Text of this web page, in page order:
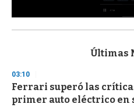
s
d
s
o
f
Últimas
03:10
Ferrari superó las
primer auto eléctrico en